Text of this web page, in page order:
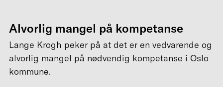
Alvorlig mangel på kompetanse
Lange Krogh peker på at det er en vedvarende og
alvorlig mangel på nødvendig kompetanse i Oslo
kommune.